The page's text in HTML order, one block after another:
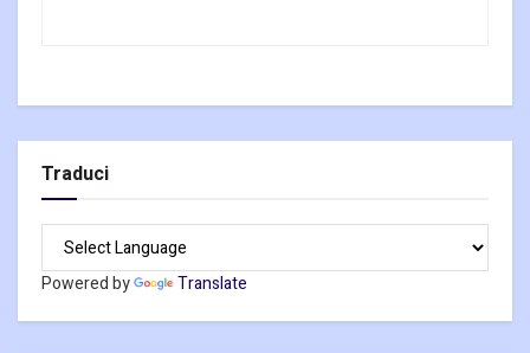
Traduci
Powered by Translate